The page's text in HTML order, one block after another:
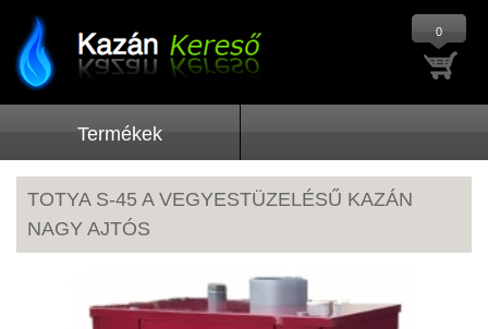
0
Termékek
TOTYA S-45 A VEGYESTÜZELÉSŰ KAZÁN
NAGY AJTÓS